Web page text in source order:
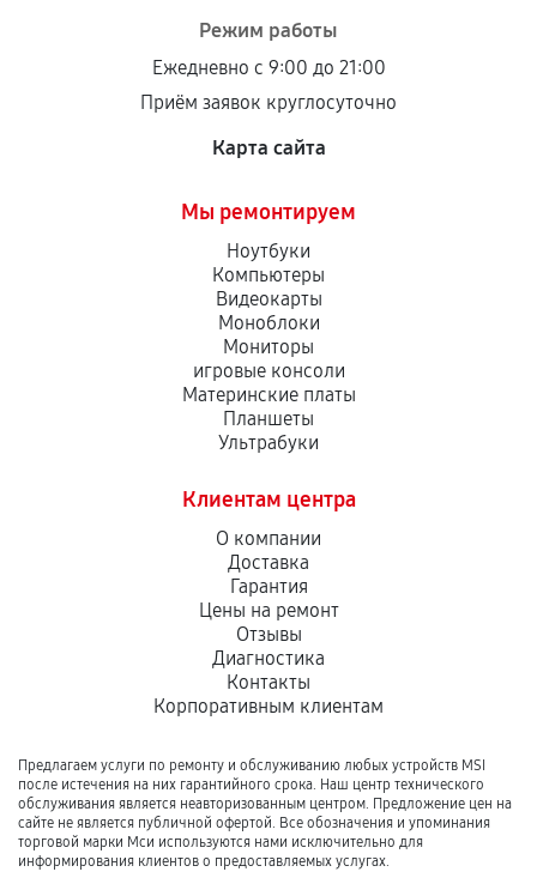
Режим работы
Ежедневно с 9:00 до 21:00
Приём заявок круглосуточно
Карта сайта
Мы ремонтируем
Ноутбуки
Компьютеры
Видеокарты
Моноблоки
Мониторы
игровые консоли
Материнские платы
Планшеты
Ультрабуки
Клиентам центра
О компании
Доставка
Гарантия
Цены на ремонт
Отзывы
Диагностика
Контакты
Корпоративным клиентам
Предлагаем услуги по ремонту и обслуживанию любых устройств MSI
после истечения на них гарантийного срока. Наш центр технического
обслуживания является неавторизованным центром. Предложение цен на
сайте не является публичной офертой. Все обозначения и упоминания
торговой марки Мси используются нами исключительно для
информирования клиентов о предоставляемых услугах.